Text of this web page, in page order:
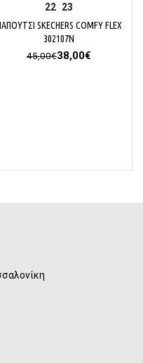
22 23
SKECHERS COMFY FLEX
302107N
45,00€Original
38,00€